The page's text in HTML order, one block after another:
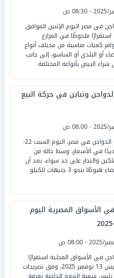
في مصر اليوم الإثنين الموافق
نوفمبر 2025» استقرارًا ملحوظًا في المزارع
كميات مناسبة من مختلف أنواع
أو البلدي أو الساسو، إلى جانب
شراء البيض بأنواعه المختلفة.
وتباين في حركة البيع
شهدت أسواق بيع الدواجن في مصر، اليوم السبت 22-
جديدًا في الأسعار، وسط حالة من
والتجار على حد سواء، بعد أن
سجلت الدواجن البيضاء هبوطًا بنحو 3 جنيهات للكيلو
الأسواق المصرية اليوم
في الأسواق المحلية استقرارًا
ملحوظًا اليوم الخميس 13 نوفمبر 2025، وفق تصريحات